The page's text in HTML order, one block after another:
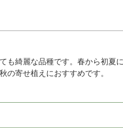
も綺麗な品種です。春から初夏
の寄せ植えにおすすめです。